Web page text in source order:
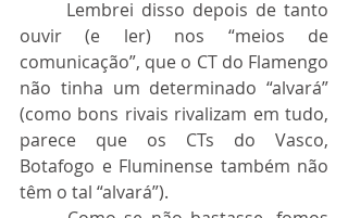
ouvir (e ler) nos “meios de
comunicação”, que o CT do Flamengo
não tinha um determinado “alvará”
(como bons rivais rivalizam em tudo,
parece que os CTs do Vasco,
Botafogo e Fluminense também não
têm o tal “alvará”).